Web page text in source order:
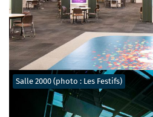
Salle 2000 (photo : Les Festifs)